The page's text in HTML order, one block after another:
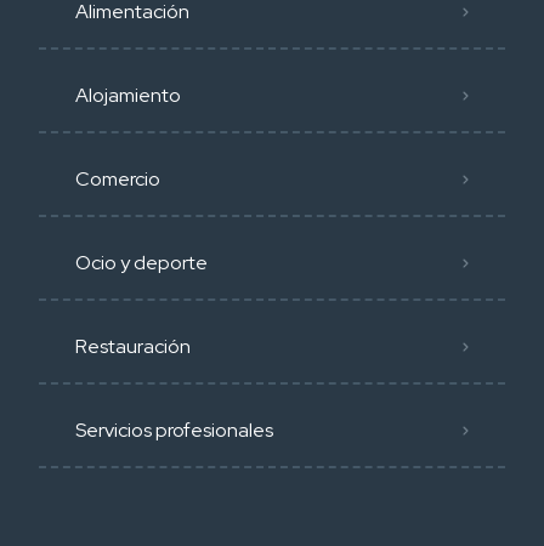
Alimentación
Alojamiento
Comercio
Ocio y deporte
Restauración
Servicios profesionales